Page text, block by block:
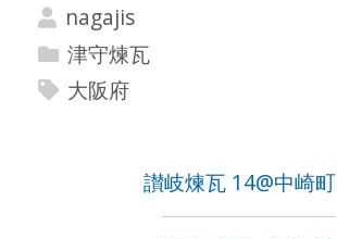
nagajis
津守煉瓦
大阪府
讃岐煉瓦 14@中崎町